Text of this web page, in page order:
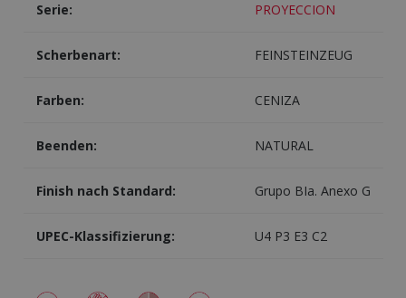
Serie: PROYECCION
Scherbenart: FEINSTEINZEUG
Farben: CENIZA
Beenden: NATURAL
Finish nach Standard: Grupo BIa. Anexo G
UPEC-Klassifizierung: U4 P3 E3 C2